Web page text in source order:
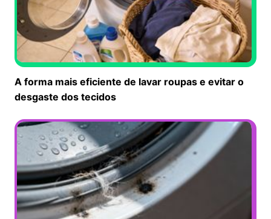
A forma mais eficiente de lavar roupas e evitar o
desgaste dos tecidos